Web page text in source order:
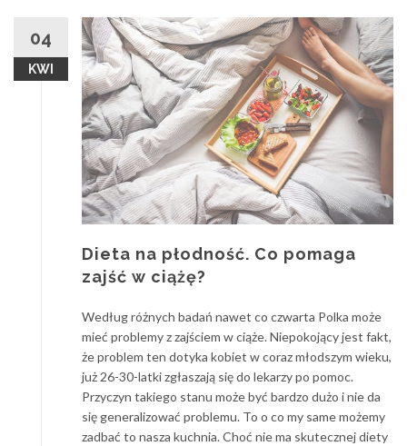
04
KWI
Dieta na płodność. Co pomaga
zajść w ciążę?
Według różnych badań nawet co czwarta Polka może
mieć problemy z zajściem w ciąże. Niepokojący jest fakt,
że problem ten dotyka kobiet w coraz młodszym wieku,
już 26-30-latki zgłaszają się do lekarzy po pomoc.
Przyczyn takiego stanu może być bardzo dużo i nie da
się generalizować problemu. To o co my same możemy
zadbać to nasza kuchnia. Choć nie ma skutecznej diety